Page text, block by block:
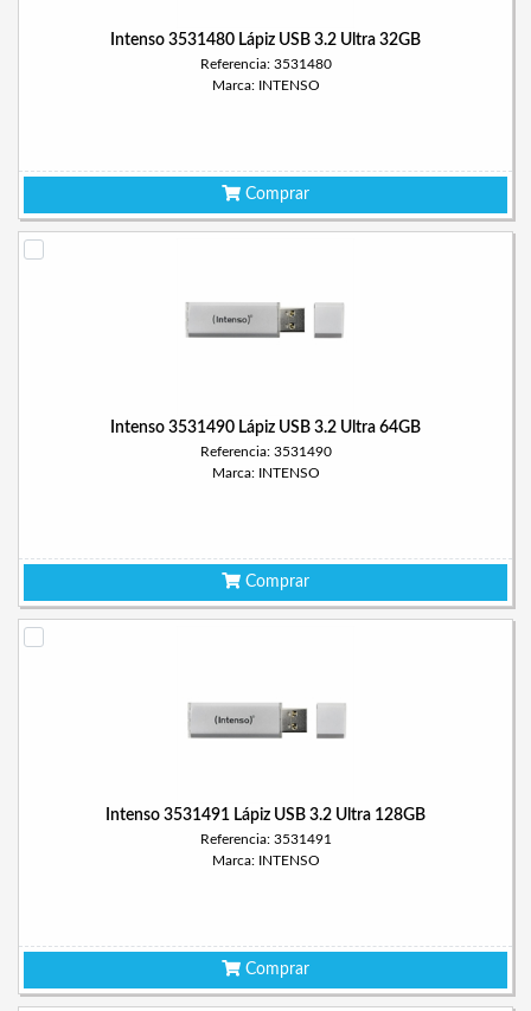
Intenso 3531480 Lápiz USB 3.2 Ultra 32GB
Referencia: 3531480
Marca: INTENSO
Comprar
Intenso 3531490 Lápiz USB 3.2 Ultra 64GB
Referencia: 3531490
Marca: INTENSO
Comprar
Intenso 3531491 Lápiz USB 3.2 Ultra 128GB
Referencia: 3531491
Marca: INTENSO
Comprar